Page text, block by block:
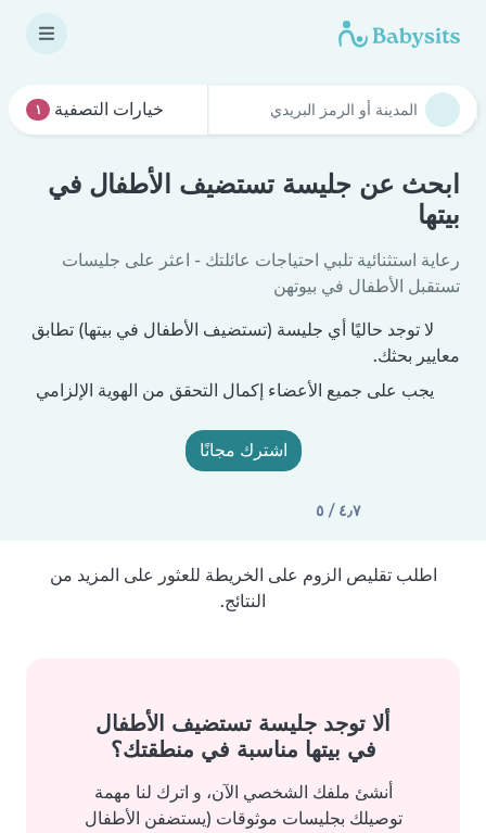
خيارات التصفية ١
ابحث عن جليسة تستضيف الأطفال في
بيتها
رعاية استثنائية تلبي احتياجات عائلتك - اعثر على جليسات
تستقبل الأطفال في بيوتهن
لا توجد حاليًا أي جليسة (تستضيف الأطفال في بيتها) تطابق
معايير بحثك.
يجب على جميع الأعضاء إكمال التحقق من الهوية الإلزامي
اشترك مجانًا
٤٫٧ / ٥
اطلب تقليص الزوم على الخريطة للعثور على المزيد من
النتائج.
ألا توجد جليسة تستضيف الأطفال
في بيتها مناسبة في منطقتك؟
أنشئ ملفك الشخصي الآن، و اترك لنا مهمة
توصيلك بجليسات موثوقات (يستضفن الأطفال